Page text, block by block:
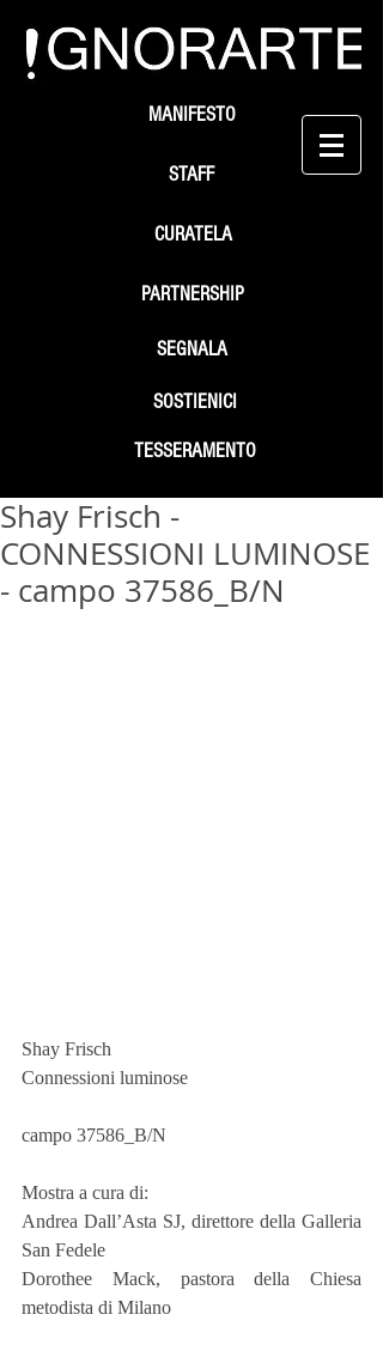
STAFF
SEGNALA
SOSTIENICI
MANIFESTO
PARTNERSHIP
TESSERAMENTO
CURATELA
Shay Frisch -
CONNESSIONI LUMINOSE
- campo 37586_B/N
Shay Frisch
Connessioni luminose
campo 37586_B/N
Mostra a cura di:
Andrea Dall’Asta SJ, direttore della Galleria
San Fedele
Dorothee Mack, pastora della Chiesa
metodista di Milano